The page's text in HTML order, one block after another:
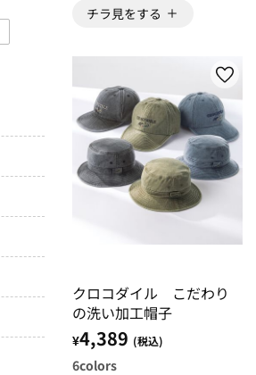
チラ見をする
クロコダイル こだわり
の洗い加工帽子
¥4,389 (税込)
6colors